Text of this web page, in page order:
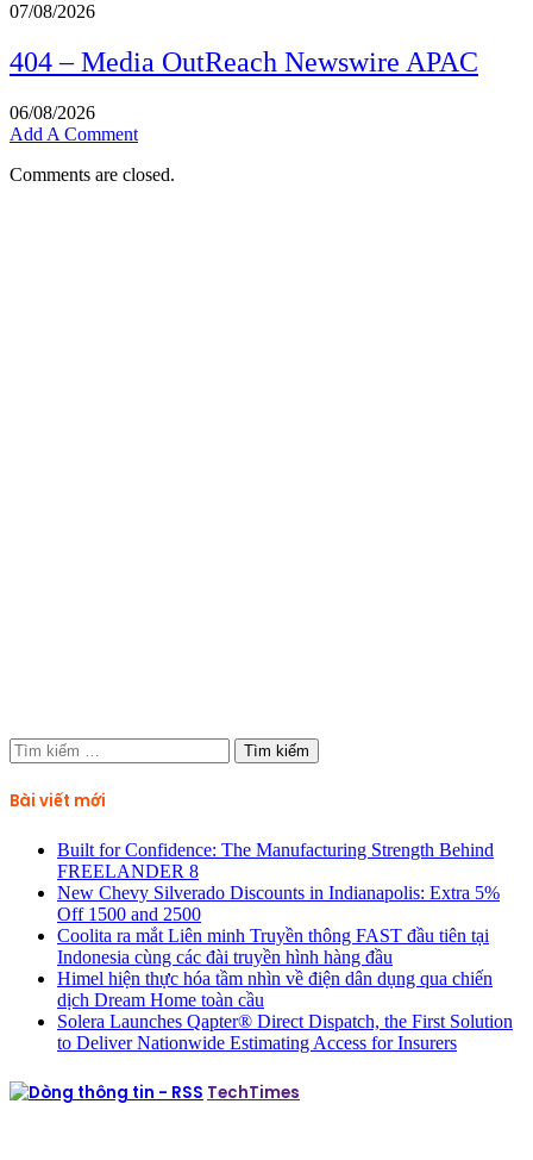
07/08/2026
404 – Media OutReach Newswire APAC
06/08/2026
Add A Comment
Comments are closed.
Tìm
kiếm
cho:
Bài viết mới
Built for Confidence: The Manufacturing Strength Behind
FREELANDER 8
New Chevy Silverado Discounts in Indianapolis: Extra 5%
Off 1500 and 2500
Coolita ra mắt Liên minh Truyền thông FAST đầu tiên tại
Indonesia cùng các đài truyền hình hàng đầu
Himel hiện thực hóa tầm nhìn về điện dân dụng qua chiến
dịch Dream Home toàn cầu
Solera Launches Qapter® Direct Dispatch, the First Solution
to Deliver Nationwide Estimating Access for Insurers
TechTimes